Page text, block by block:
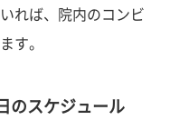
れば、院内のコンビ
す。
のスケジュール